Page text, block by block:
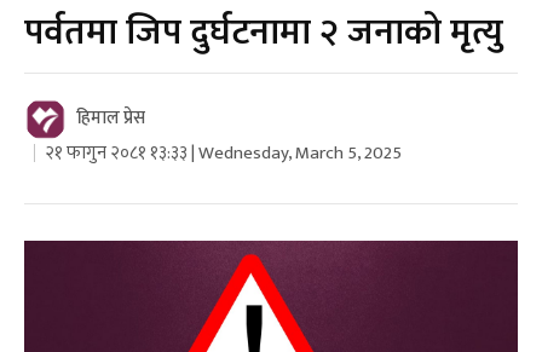
पर्वतमा जिप दुर्घटनामा २ जनाको मृत्यु
हिमाल प्रेस
२१ फागुन २०८१ १३:३३ | Wednesday, March 5, 2025